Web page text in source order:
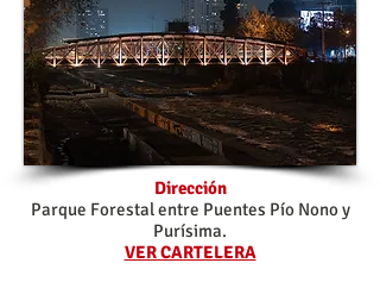
Dirección
Parque Forestal entre Puentes Pío Nono y
Purísima.
VER CARTELERA